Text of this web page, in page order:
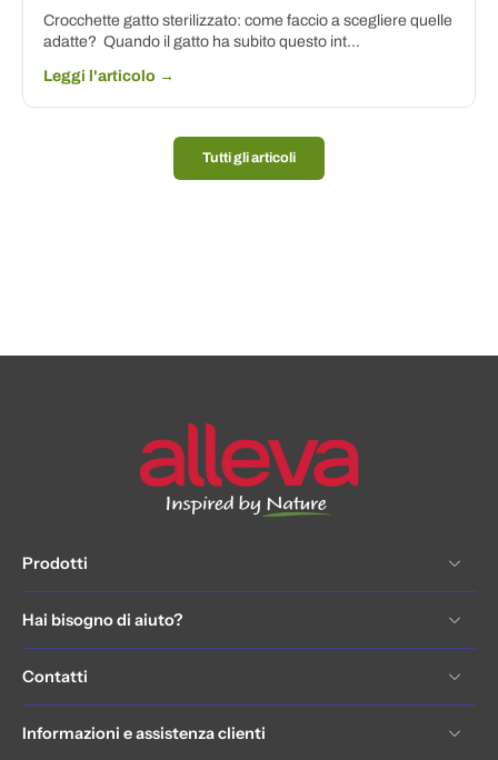
Crocchette gatto sterilizzato: come faccio a scegliere quelle
adatte? Quando il gatto ha subito questo int...
Leggi l'articolo →
Tutti gli articoli
Prodotti
Hai bisogno di aiuto?
Contatti
Informazioni e assistenza clienti